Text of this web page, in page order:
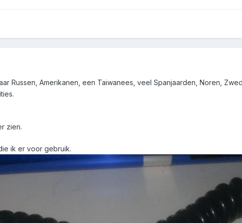
Russen, Amerikanen, een Taiwanees, veel Spanjaarden, Noren,
zien.
ik er voor gebruik.